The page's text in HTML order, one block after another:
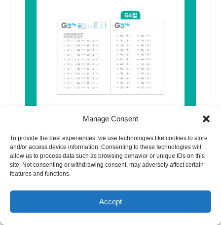
Manage Consent
To provide the best experiences, we use technologies like cookies to store
and/or access device information. Consenting to these technologies will
allow us to process data such as browsing behavior or unique IDs on this
site. Not consenting or withdrawing consent, may adversely affect certain
features and functions.
Accept